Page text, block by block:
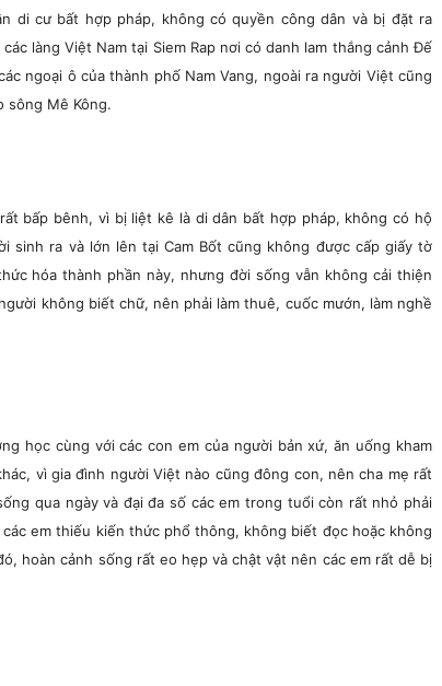
di cư bất hợp pháp, không có quyền công dân và bị đặt ra
làng Việt Nam tại Siem Rap nơi có danh lam thắng cảnh Đế
ngoại ô của thành phố Nam Vang, ngoài ra người Việt cũng
sông Mê Kông.
bấp bênh, vì bị liệt kê là di dân bất hợp pháp, không có hộ
sinh ra và lớn lên tại Cam Bốt cũng không được cấp giấy tờ
hóa thành phần này, nhưng đời sống vẫn không cải thiện
không biết chữ, nên phải làm thuê, cuốc mướn, làm nghề
học cùng với các con em của người bản xứ, ăn uống kham
vì gia đình người Việt nào cũng đông con, nên cha mẹ rất
qua ngày và đại đa số các em trong tuổi còn rất nhỏ phải
em thiếu kiến thức phổ thông, không biết đọc hoặc không
hoàn cảnh sống rất eo hẹp và chật vật nên các em rất dễ bị